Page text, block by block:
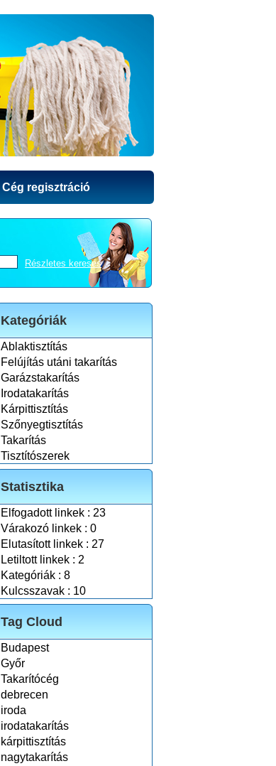
Cég regisztráció
Részletes keresés
Kategóriák
Ablaktisztítás
Felújítás utáni takarítás
Garázstakarítás
Irodatakarítás
Kárpittisztítás
Szőnyegtisztítás
Takarítás
Tisztítószerek
Statisztika
Elfogadott linkek : 23
Várakozó linkek : 0
Elutasított linkek : 27
Letiltott linkek : 2
Kategóriák : 8
Kulcsszavak : 10
Tag Cloud
Budapest
Győr
Takarítócég
debrecen
iroda
irodatakarítás
kárpittisztítás
nagytakarítás